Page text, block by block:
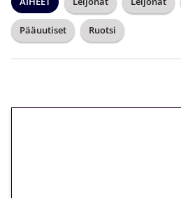
Pääuutiset Ruotsi